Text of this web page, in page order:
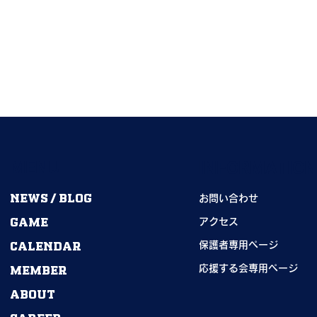
→55期｜ありがとうござ
2026年度卒部生｜
お問い合わせ
アクセス
保護者専用ページ
応援する会専用ページ
NEWS / BLOG
GAME
CALENDAR
MEMBER
ABOUT